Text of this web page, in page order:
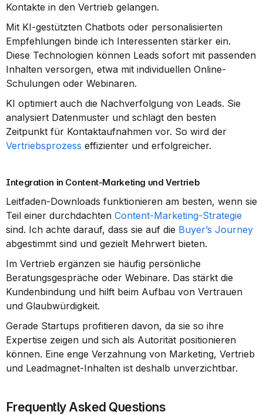
Kontakte in den Vertrieb gelangen.
Mit KI-gestützten Chatbots oder personalisierten
Empfehlungen binde ich Interessenten stärker ein.
Diese Technologien können Leads sofort mit passenden
Inhalten versorgen, etwa mit individuellen Online-
Schulungen oder Webinaren.
KI optimiert auch die Nachverfolgung von Leads. Sie
analysiert Datenmuster und schlägt den besten
Vertriebsprozess effizienter und erfolgreicher.
Integration in Content-Marketing und Vertrieb
Leitfaden-Downloads funktionieren am besten, wenn sie
Teil einer durchdachten Content-Marketing-Strategie
sind. Ich achte darauf, dass sie auf die Buyer’s Journey
abgestimmt sind und gezielt Mehrwert bieten.
Im Vertrieb ergänzen sie häufig persönliche
Beratungsgespräche oder Webinare. Das stärkt die
Kundenbindung und hilft beim Aufbau von Vertrauen
und Glaubwürdigkeit.
Gerade Startups profitieren davon, da sie so ihre
Expertise zeigen und sich als Autorität positionieren
können. Eine enge Verzahnung von Marketing, Vertrieb
und Leadmagnet-Inhalten ist deshalb unverzichtbar.
Frequently Asked Questions